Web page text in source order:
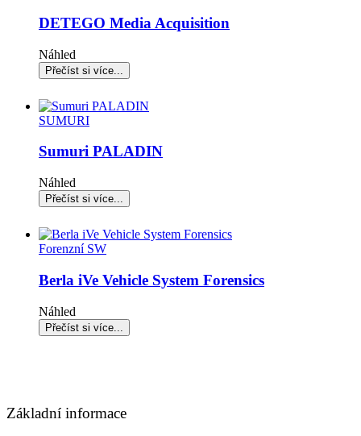
DETEGO Media Acquisition
Náhled
SUMURI
Sumuri PALADIN
Náhled
Forenzní SW
Berla iVe Vehicle System Forensics
Náhled
Základní informace